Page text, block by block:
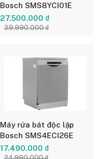
Bosch SMS8YCI01E
27.500.000 ₫
39.990.000 ₫
Máy rửa bát độc lập
Bosch SMS4ECI26E
17.490.000 ₫